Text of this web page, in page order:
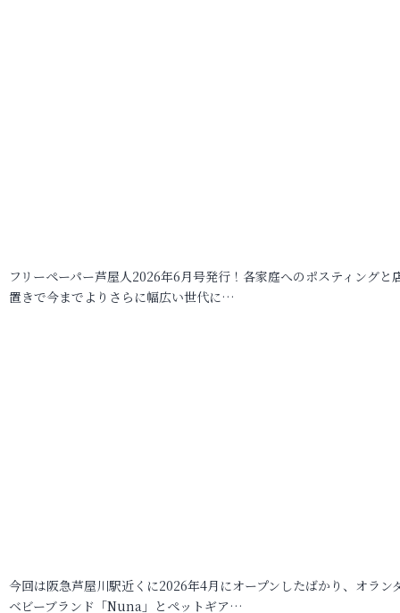
フリーペーパー芦屋人2026年6月号発行！各家庭へのポスティングと
置きで今までよりさらに幅広い世代に…
今回は阪急芦屋川駅近くに2026年4月にオープンしたばかり、オラン
ベビーブランド「Nuna」とペットギア…